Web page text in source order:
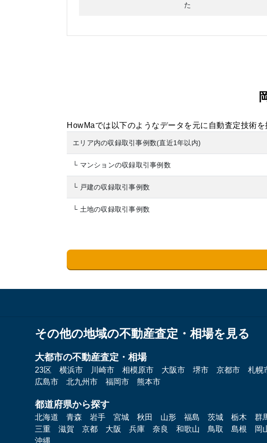
た
HowMaでは以下のようなデータを元に自動査定技術を
エリア内の収録取引事例数(直近1年以内)
└ マンションの収録取引事例数
└ 戸建の収録取引事例数
└ 土地の収録取引事例数
その他の地域の不動産査定・相場を見る
大都市の不動産査定・相場
23区 横浜市 川崎市 相模原市 大阪市 堺市 京都市 札幌
広島市
北九州市 福岡市 熊本市
都道府県から探す
北海道 青森 岩手 宮城 秋田 山形 福島 茨城 栃木 群
三重
滋賀 京都 大阪 兵庫 奈良 和歌山 鳥取 島根 岡
沖縄